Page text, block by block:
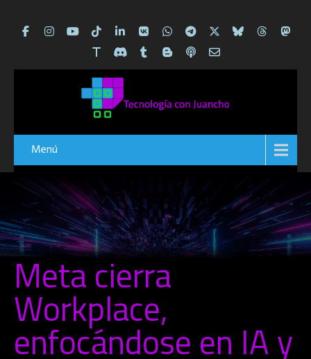
Menú
Meta cierra
Workplace,
enfocándose en IA y